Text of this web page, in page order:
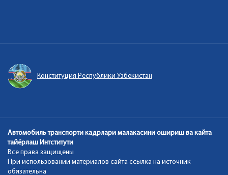
Конституция Республики Узбекистан
Автомобиль транспорти кадрлари малакасини ошириш ва кайта
тайёрлаш Интститути
Все права защищены
При использовании материалов сайта ссылка на источник
обязательна